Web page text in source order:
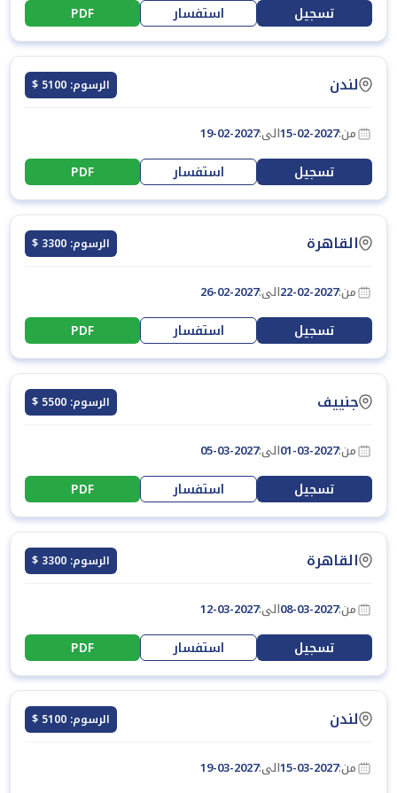
تسجيل استفسار PDF
لندن الرسوم: 5100 $
من:15-02-2027الى:19-02-2027
تسجيل استفسار PDF
القاهرة الرسوم: 3300 $
من:22-02-2027الى:26-02-2027
تسجيل استفسار PDF
جنييف الرسوم: 5500 $
من:01-03-2027الى:05-03-2027
تسجيل استفسار PDF
القاهرة الرسوم: 3300 $
من:08-03-2027الى:12-03-2027
تسجيل استفسار PDF
لندن الرسوم: 5100 $
من:15-03-2027الى:19-03-2027